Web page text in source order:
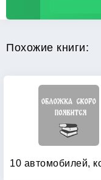
Похожие книги: